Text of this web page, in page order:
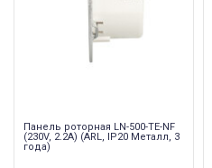
Панель роторная LN-500-TE-NF
(230V, 2.2A) (ARL, IP20 Металл, 3
года)